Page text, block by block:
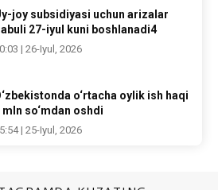
joy subsidiyasi uchun arizalar
27-iyul kuni boshlanadi4
| 26-Iyul, 2026
o‘rtacha oylik ish haqi
mln so‘mdan oshdi
| 25-Iyul, 2026